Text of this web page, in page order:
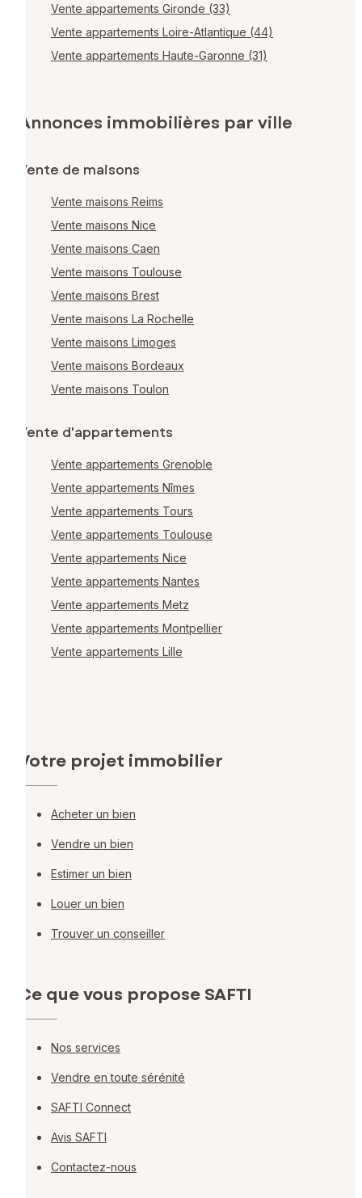
Vente appartements Gironde (33)
Vente appartements Loire-Atlantique (44)
Vente appartements Haute-Garonne (31)
Annonces immobilières par ville
Vente de maisons
Vente maisons Reims
Vente maisons Nice
Vente maisons Caen
Vente maisons Toulouse
Vente maisons Brest
Vente maisons La Rochelle
Vente maisons Limoges
Vente maisons Bordeaux
Vente maisons Toulon
Vente d'appartements
Vente appartements Grenoble
Vente appartements Nîmes
Vente appartements Tours
Vente appartements Toulouse
Vente appartements Nice
Vente appartements Nantes
Vente appartements Metz
Vente appartements Montpellier
Vente appartements Lille
Votre projet immobilier
Acheter un bien
Vendre un bien
Estimer un bien
Louer un bien
Trouver un conseiller
Ce que vous propose SAFTI
Nos services
Vendre en toute sérénité
SAFTI Connect
Avis SAFTI
Contactez-nous